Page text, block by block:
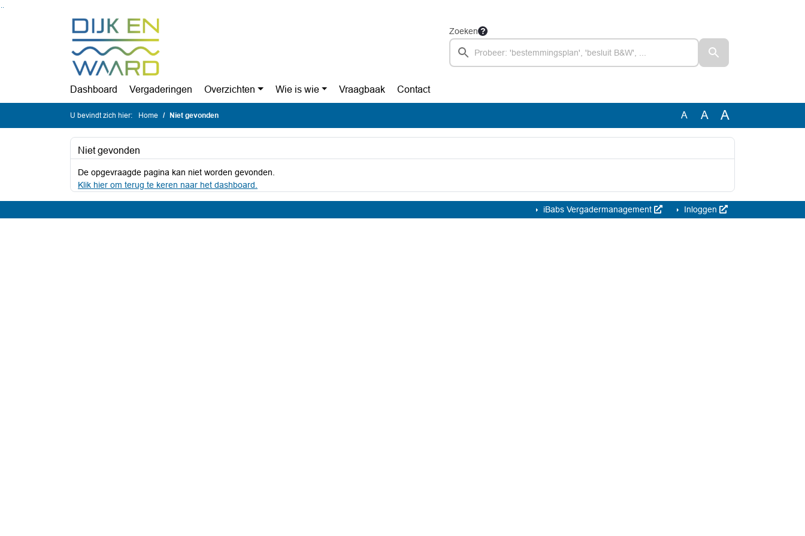
Zoeken
Dashboard Vergaderingen Overzichten Wie is wie Vraagbaak Contact
U bevindt zich hier: Home Niet gevonden A A A
Niet gevonden
De opgevraagde pagina kan niet worden gevonden.
Klik hier om terug te keren naar het dashboard.
iBabs Vergadermanagement Inloggen